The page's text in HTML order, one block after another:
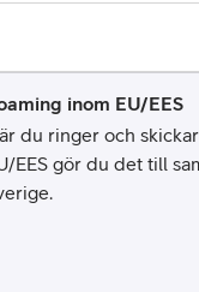
inom EU/EES
du ringer och
EES gör du det till